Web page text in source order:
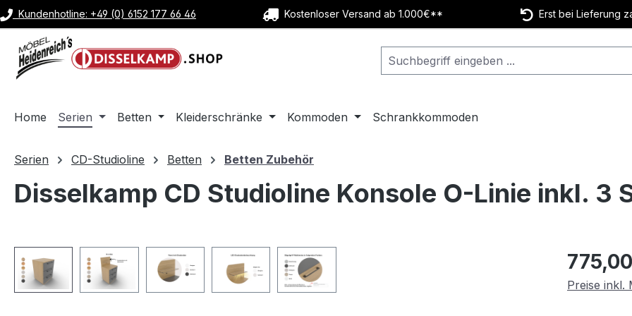
Hauptinhalt springen
Zur Suche springen
Zur Hauptnavigation springen
Kundenhotline: +49 (0) 6152 177 66 46 Kostenloser Versand ab 1.000€** Erst bei Lieferung
Home Serien Betten Kleiderschränke Kommoden Schrankkommoden
Serien CD-Studioline Betten Betten Zubehör
Disselkamp CD Studioline Konsole O-Linie inkl. 3
Bildergalerie überspringen Regulärer
Preise inkl.